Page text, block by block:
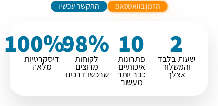
הזמן בוואטסאפ התקשר עכשיו
שעות בלבד
והמשלוח
אצלך
2
פתרונות
איכותיים
כבר יותר
מעשור
10
לקוחות
מרוצים
שרכשו דרכינו
%
98
דיסקרטיות
מלאה
%
100